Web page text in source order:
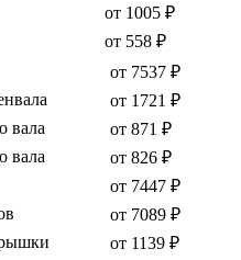
от 1005 ₽
от 558 ₽
от 7537 ₽
от 1721 ₽
вала
от 871 ₽
вала
от 826 ₽
от 7447 ₽
от 7089 ₽
от 1139 ₽